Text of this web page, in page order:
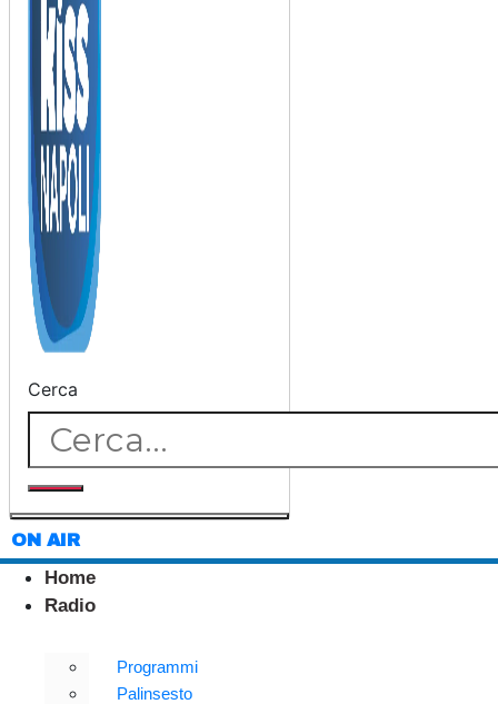
Cerca
ON AIR
Home
Radio
Programmi
Palinsesto